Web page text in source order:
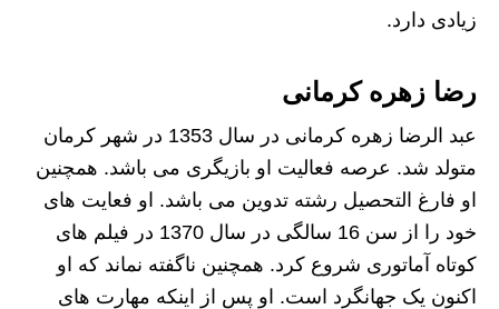
زیادی دارد.
رضا زهره کرمانی
عبد الرضا زهره کرمانی در سال 1353 در شهر کرمان
متولد شد. عرصه فعالیت او بازیگری می باشد. همچنین
او فارغ التحصیل رشته تدوین می باشد. او فعایت های
خود را از سن 16 سالگی در سال 1370 در فیلم های
کوتاه آماتوری شروع کرد. همچنین ناگفته نماند که او
اکنون یک جهانگرد است. او پس از اینکه مهارت های